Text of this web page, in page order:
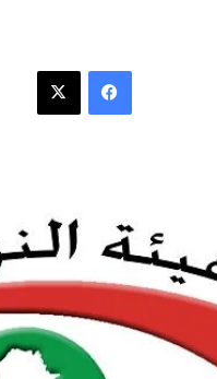
فيسبوك X